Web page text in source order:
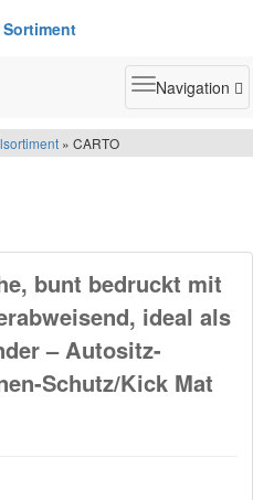
Toggle
Navigation
» CARTO
bunt bedruckt mit
ideal als
– Autositz-
Schutz/Kick Mat